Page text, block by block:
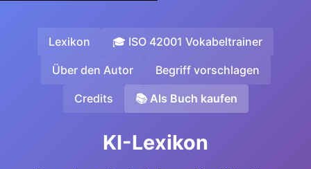
Lexikon 🎓 ISO 42001 Vokabeltrainer
Über den Autor Begriff vorschlagen
Credits 📚 Als Buch kaufen
KI-Lexikon